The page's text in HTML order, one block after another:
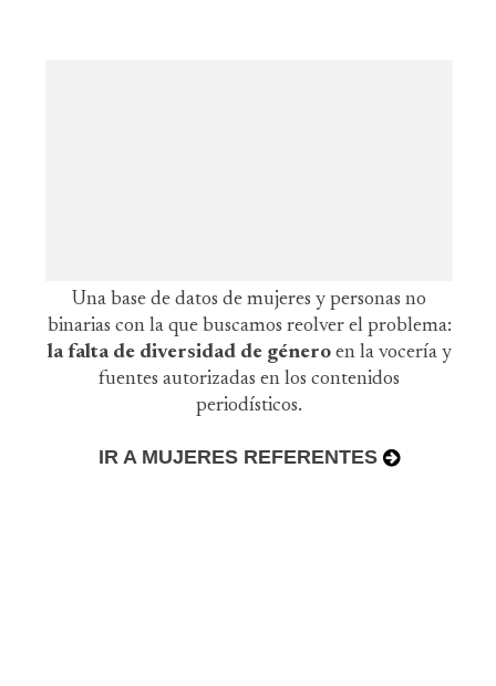
Una base de datos de mujeres y personas no
binarias con la que buscamos reolver el problema:
la falta de diversidad de género en la vocería y
fuentes autorizadas en los contenidos
periodísticos.
IR A MUJERES REFERENTES